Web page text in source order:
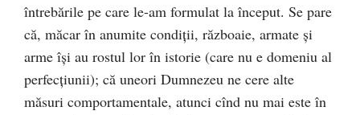
întrebările pe care le-am formulat la început. Se pare
că, măcar în anumite condiţii, războaie, armate şi
arme îşi au rostul lor în istorie (care nu e domeniu al
perfecţiunii); că uneori Dumnezeu ne cere alte
măsuri comportamentale, atunci cînd nu mai este în